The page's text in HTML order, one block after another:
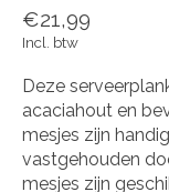
€21,99
Incl. btw
Deze
acaciahout en
mesjes zijn
vastgehouden
mesjes zijn